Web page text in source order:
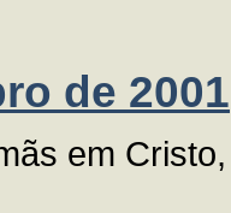
de 2001
em Cristo,